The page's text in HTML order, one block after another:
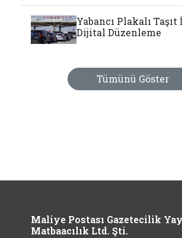
Yabancı Plakalı
Dijital Düzenleme
Tümünü Göster
Maliye Postası Gazetecilik
Matbaacılık Ltd. Şti.